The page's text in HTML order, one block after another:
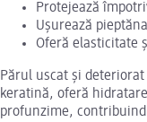
Protejează
Ușurează
Oferă elasticitate
Părul uscat și
keratină, oferă
profunzime,